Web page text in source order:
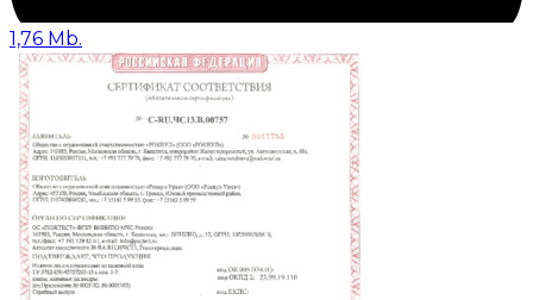
1,76 Mb.